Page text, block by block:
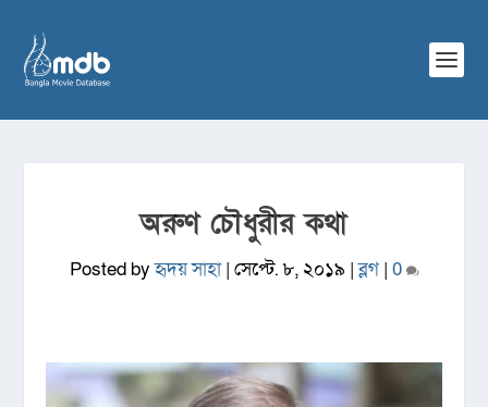
অরুণ চৌধুরীর কথা
Posted byহৃদয় সাহা| সেপ্টে. ৮, ২০১৯ |ব্লগ| 0